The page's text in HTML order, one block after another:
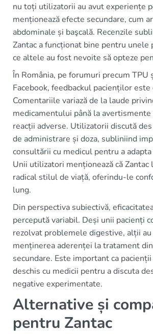
nu toți utilizatorii au avut experiențe
menționează efecte secundare, cum
abdominale și başcală. Recenzile
Zantac a funcționat bine pentru unele
ce altele au fost nevoite să opteze
În România, pe forumuri precum TPU
Facebook, feedbackul pacienților
Comentariile variază de la laude
medicamentului până la
reacții adverse. Utilizatorii discută
de administrare și doza, subliniind
consultării cu medicul pentru a
Unii utilizatori menționează că Zantac
radical stilul de viață, oferindu-le
lung.
Din perspectiva subiectivă,
percepută variabil. Deși unii pacienți
rezolvat problemele digestive, alții
menținerea aderenței la tratament
secundare. Este important ca
deschis cu medicii pentru a discuta
negative experimentate.
Alternative și
pentru Zantac